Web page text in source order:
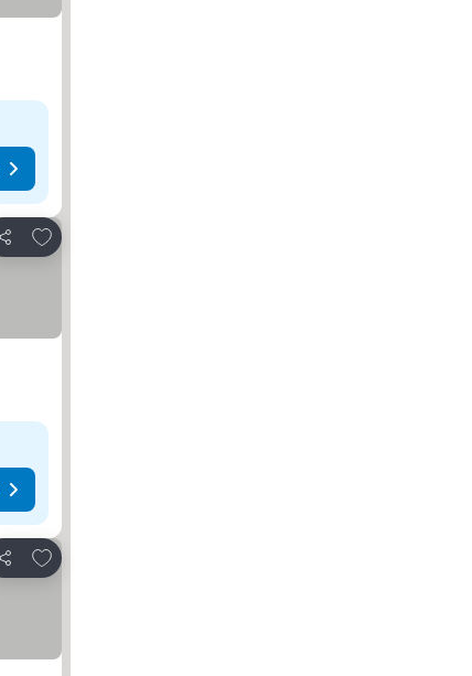
Condividi
Aggiungi ai preferiti
Condividi
Aggiungi ai preferiti